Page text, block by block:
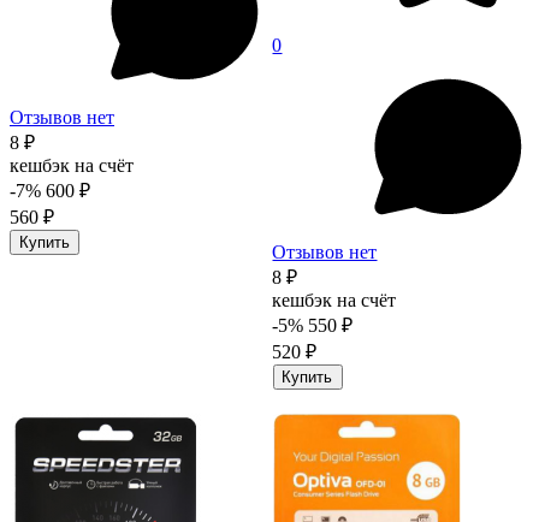
Отзывов нет
8 ₽
кешбэк на счёт
-7% 600 ₽
560 ₽
Купить
0
Отзывов нет
8 ₽
кешбэк на счёт
-5% 550 ₽
520 ₽
Купить